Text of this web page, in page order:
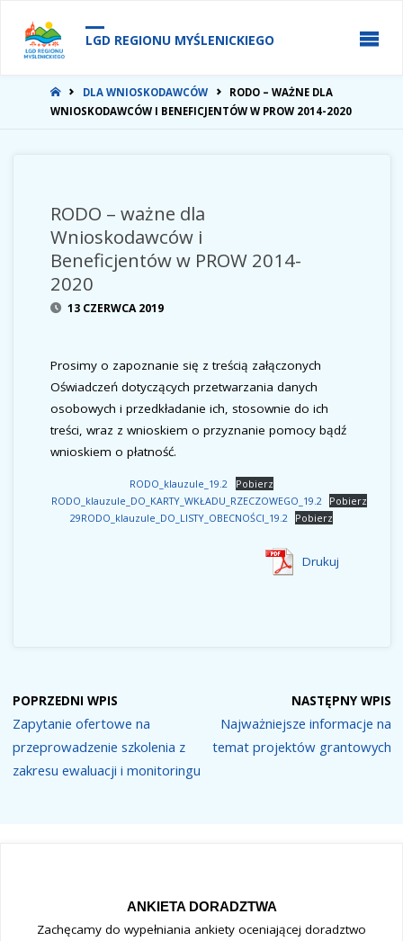
LGD REGIONU MYŚLENICKIEGO
STRONA
GŁÓWNA
DLA WNIOSKODAWCÓW
RODO – WAŻNE DLA
WNIOSKODAWCÓW I BENEFICJENTÓW W PROW 2014-2020
RODO – ważne dla
Wnioskodawców i
Beneficjentów w PROW 2014-
2020
13 CZERWCA 2019
Prosimy o zapoznanie się z treścią załączonych
Oświadczeń dotyczących przetwarzania danych
osobowych i przedkładanie ich, stosownie do ich
treści, wraz z wnioskiem o przyznanie pomocy bądź
wnioskiem o płatność.
RODO_klauzule_19.2
Pobierz
RODO_klauzule_DO_KARTY_WKŁADU_RZECZOWEGO_19.2
Pobierz
29RODO_klauzule_DO_LISTY_OBECNOŚCI_19.2
Pobierz
Drukuj
POPRZEDNI WPIS
Zapytanie ofertowe na
przeprowadzenie szkolenia z
zakresu ewaluacji i monitoringu
NASTĘPNY WPIS
Najważniejsze informacje na
temat projektów grantowych
ANKIETA DORADZTWA
Zachęcamy do wypełniania ankiety oceniającej doradztwo